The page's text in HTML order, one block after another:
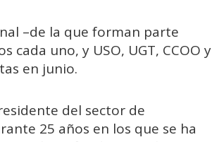
–de la que forman parte
cada uno, y USO, UGT, CCOO y
en junio.
del sector de
25 años en los que se ha